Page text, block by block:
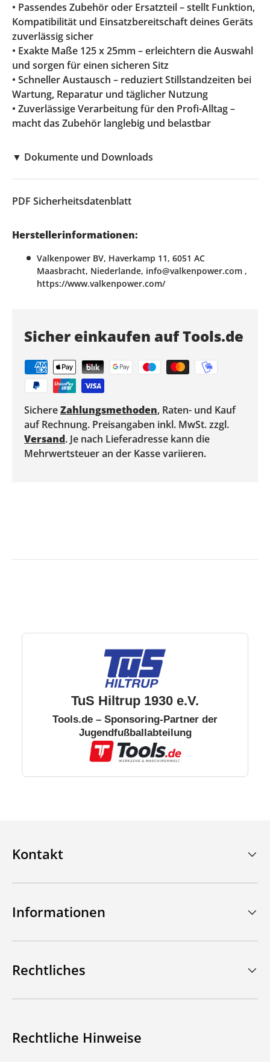
• Passendes Zubehör oder Ersatzteil – stellt Funktion,
Kompatibilität und Einsatzbereitschaft deines Geräts
zuverlässig sicher
• Exakte Maße 125 x 25mm – erleichtern die Auswahl
und sorgen für einen sicheren Sitz
• Schneller Austausch – reduziert Stillstandzeiten bei
Wartung, Reparatur und täglicher Nutzung
• Zuverlässige Verarbeitung für den Profi-Alltag –
macht das Zubehör langlebig und belastbar
▼ Dokumente und Downloads
PDF Sicherheitsdatenblatt
Herstellerinformationen:
Valkenpower BV, Haverkamp 11, 6051 AC
Maasbracht, Niederlande, info@valkenpower.com ,
https://www.valkenpower.com/
Sicher einkaufen auf Tools.de
SichereZahlungsmethoden, Raten- und Kauf
auf Rechnung. Preisangaben inkl. MwSt. zzgl.
Versand. Je nach Lieferadresse kann die
Mehrwertsteuer an der Kasse variieren.
TuS Hiltrup 1930 e.V.
Tools.de – Sponsoring-Partner der
Jugendfußballabteilung
Kontakt
Informationen
Rechtliches
Rechtliche Hinweise